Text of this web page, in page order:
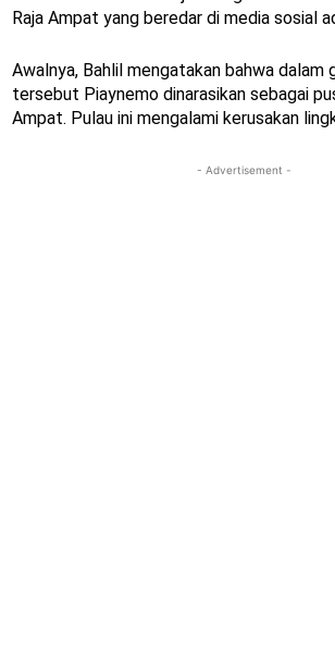
Raja Ampat yang beredar di media sosial
Awalnya, Bahlil mengatakan bahwa dalam
tersebut Piaynemo dinarasikan sebagai
Ampat. Pulau ini mengalami kerusakan
- Advertisement -